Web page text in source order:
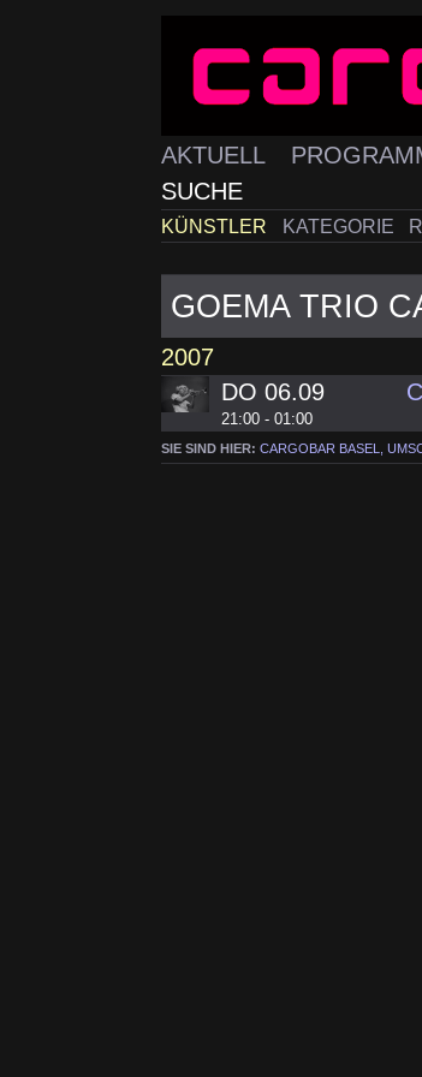
AKTUELL
SUCHE
KÜNSTLER KATEGORIE
GOEMA TRIO
2007
DO 06.09
21:00 - 01:00
SIE SIND HIER:CARGOBAR BASEL,